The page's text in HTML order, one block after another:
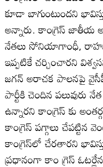
కూడా బాగుంటుందని
అన్నారు. కాంగ్రెస్‌ జాతీయ
నేతలు సోనియాగాంధీ,
ఇప్పటికే చర్చించారని
జగన్‌ అరాచక పాలనపై
పార్టీకి చెందిన పలువురు
ఉన్నారని కాంగ్రెస్‌ కు
కాంగ్రెస్‌ పగ్గాలు చేపట్టిన
కాంగ్రెస్‌లో చేరతారని
ప్రధానంగా కాం గ్రెస్‌